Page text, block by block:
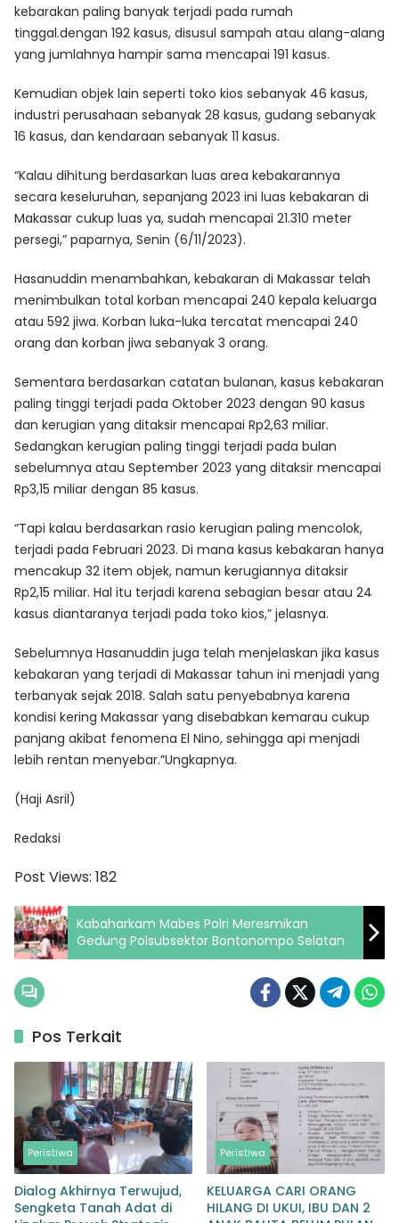
kebarakan paling banyak terjadi pada rumah
tinggal.dengan 192 kasus, disusul sampah atau alang-alang
yang jumlahnya hampir sama mencapai 191 kasus.
Kemudian objek lain seperti toko kios sebanyak 46 kasus,
industri perusahaan sebanyak 28 kasus, gudang sebanyak
16 kasus, dan kendaraan sebanyak 11 kasus.
“Kalau dihitung berdasarkan luas area kebakarannya
secara keseluruhan, sepanjang 2023 ini luas kebakaran di
Makassar cukup luas ya, sudah mencapai 21.310 meter
persegi,” paparnya, Senin (6/11/2023).
Hasanuddin menambahkan, kebakaran di Makassar telah
menimbulkan total korban mencapai 240 kepala keluarga
atau 592 jiwa. Korban luka-luka tercatat mencapai 240
orang dan korban jiwa sebanyak 3 orang.
Sementara berdasarkan catatan bulanan, kasus kebakaran
paling tinggi terjadi pada Oktober 2023 dengan 90 kasus
dan kerugian yang ditaksir mencapai Rp2,63 miliar.
Sedangkan kerugian paling tinggi terjadi pada bulan
sebelumnya atau September 2023 yang ditaksir mencapai
Rp3,15 miliar dengan 85 kasus.
“Tapi kalau berdasarkan rasio kerugian paling mencolok,
terjadi pada Februari 2023. Di mana kasus kebakaran hanya
mencakup 32 item objek, namun kerugiannya ditaksir
Rp2,15 miliar. Hal itu terjadi karena sebagian besar atau 24
kasus diantaranya terjadi pada toko kios,” jelasnya.
Sebelumnya Hasanuddin juga telah menjelaskan jika kasus
kebakaran yang terjadi di Makassar tahun ini menjadi yang
terbanyak sejak 2018. Salah satu penyebabnya karena
kondisi kering Makassar yang disebabkan kemarau cukup
panjang akibat fenomena El Nino, sehingga api menjadi
lebih rentan menyebar.”Ungkapnya.
(Haji Asril)
Redaksi
Post Views: 182
Kabaharkam Mabes Polri Meresmikan
Gedung Polsubsektor Bontonompo Selatan
Pos Terkait
Peristiwa
Dialog Akhirnya Terwujud,
Sengketa Tanah Adat di
Peristiwa
KELUARGA CARI ORANG
HILANG DI UKUI, IBU DAN 2